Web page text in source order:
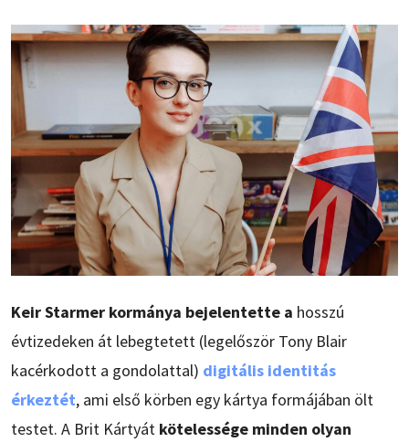
Keir Starmer kormánya bejelentette a hosszú
évtizedeken át lebegtetett (legelőször Tony Blair
kacérkodott a gondolattal) digitális identitás
érkeztét, ami első körben egy kártya formájában ölt
testet. A Brit Kártyát kötelessége minden olyan